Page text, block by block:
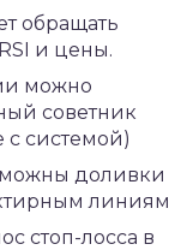
обращать
и цены.
можно
советник
с системой)
доливки
линиям
стоп-лосса в